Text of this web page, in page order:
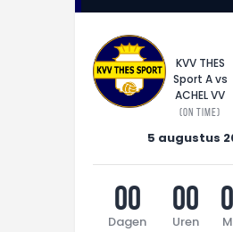
KVV THES
Sport A vs
ACHEL VV
(On time)
5 augustus
00
Dagen
00
Uren